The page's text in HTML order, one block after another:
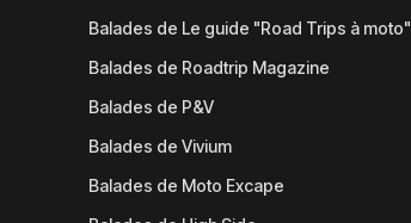
Balades de Le guide "Road Trips à moto"
Balades de Roadtrip Magazine
Balades de P&V
Balades de Vivium
Balades de Moto Excape